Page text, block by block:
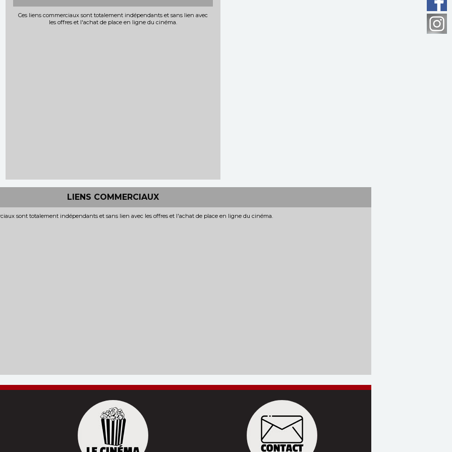
Ces liens commerciaux sont totalement indépendants et sans lien avec
les offres et l'achat de place en ligne du cinéma.
LIENS COMMERCIAUX
sont totalement indépendants et sans lien avec les offres et l'achat de place en ligne du cinéma.